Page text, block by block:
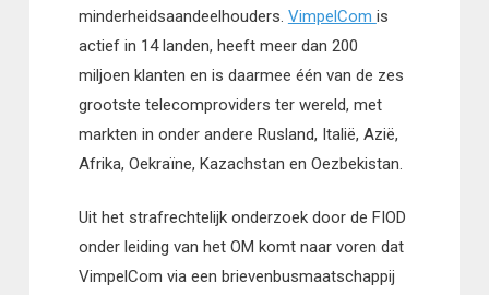
minderheidsaandeelhouders. VimpelCom is
actief in 14 landen, heeft meer dan 200
miljoen klanten en is daarmee één van de zes
grootste telecomproviders ter wereld, met
markten in onder andere Rusland, Italië, Azië,
Afrika, Oekraïne, Kazachstan en Oezbekistan.
Uit het strafrechtelijk onderzoek door de FIOD
onder leiding van het OM komt naar voren dat
VimpelCom via een brievenbusmaatschappij